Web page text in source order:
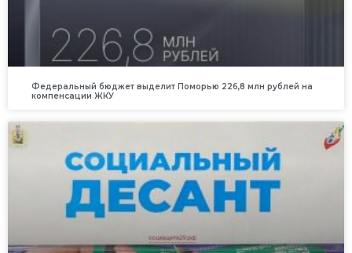
Федеральный бюджет выделит Поморью 226,8 млн рублей на
компенсации ЖКУ